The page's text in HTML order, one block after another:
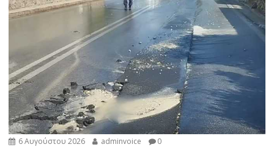
6 Αυγούστου 2026 adminvoice 0